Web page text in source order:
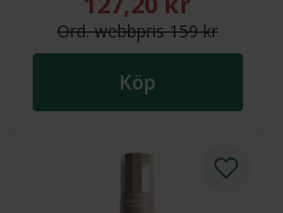
Ord.webbpris159 kr
Köp